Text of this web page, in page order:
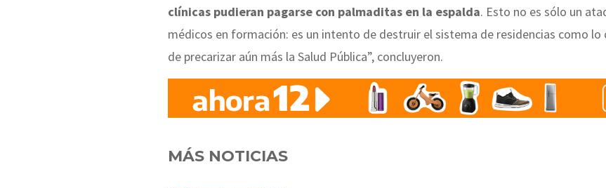
clínicas pudieran pagarse con palmaditas en la espalda. Esto no es sólo un
médicos en formación: es un intento de destruir el sistema de residencias como lo
de precarizar aún más la Salud Pública”, concluyeron.
MÁS NOTICIAS